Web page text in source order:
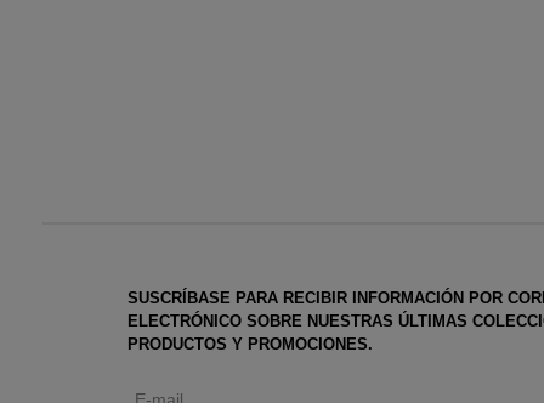
SUSCRÍBASE PARA RECIBIR INFORMACIÓN POR
ELECTRÓNICO SOBRE NUESTRAS ÚLTIMAS
PRODUCTOS Y PROMOCIONES.